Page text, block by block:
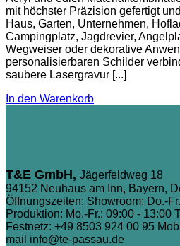
mit höchster Präzision gefertigt
Haus, Garten, Unternehmen,
Campingplatz, Jagdrevier,
Wegweiser oder dekorative
personalisierbaren Schilder
saubere Lasergravur [...]
In den Warenkorb
T&E GmbH, Jägerfeldweg 18
94152 Neuhaus am Inn, Bayern,
Öffnungszeiten: Showroom: Do.-
Produktion: Mo.-Fr.: 09:00 - 13:00
Festnetz: +49 8503 924 00 95
mail info@te-passau.de